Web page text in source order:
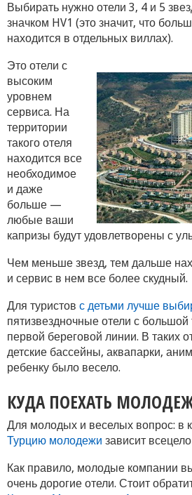
Выбирать нужно отели 3, 4 и 5
значком HV1 (это значит, что
находится в отдельных виллах).
Это отели с
высоким
уровнем
сервиса. На
территории
такого отеля
находится все
необходимое
и даже
больше —
любые ваши
капризы будут удовлетворены с
Чем меньше звезд, тем дальше
и сервис в нем все более скудный.
Для туристов с детьми лучше
пятизвездночные отели с большой
первой береговой линии. В таких
детские бассейны, аквапарки,
ребенку было весело.
КУДА ПОЕХАТЬ
Для молодых и веселых вопрос: в
Турцию молодежи зависит
Как правило, молодые компании
очень дорогие отели. Стоит